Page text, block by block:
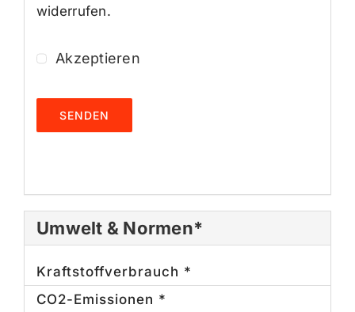
widerrufen.
Akzeptieren
SENDEN
Umwelt & Normen*
Kraftstoffverbrauch *
CO2-Emissionen *